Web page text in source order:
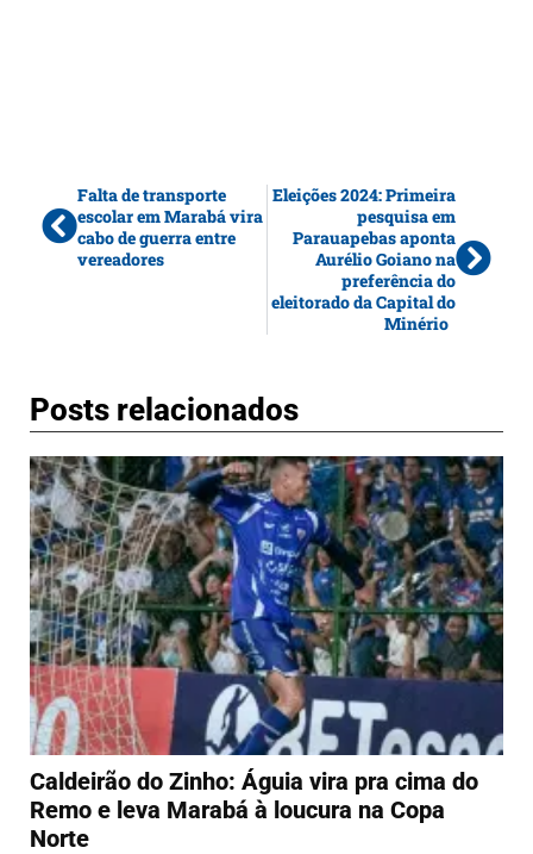
Falta de transporte
escolar em Marabá vira
cabo de guerra entre
vereadores
Eleições 2024: Primeira
pesquisa em
Parauapebas aponta
Aurélio Goiano na
preferência do
eleitorado da Capital do
Minério
Posts relacionados
Caldeirão do Zinho: Águia vira pra cima do
Remo e leva Marabá à loucura na Copa
Norte